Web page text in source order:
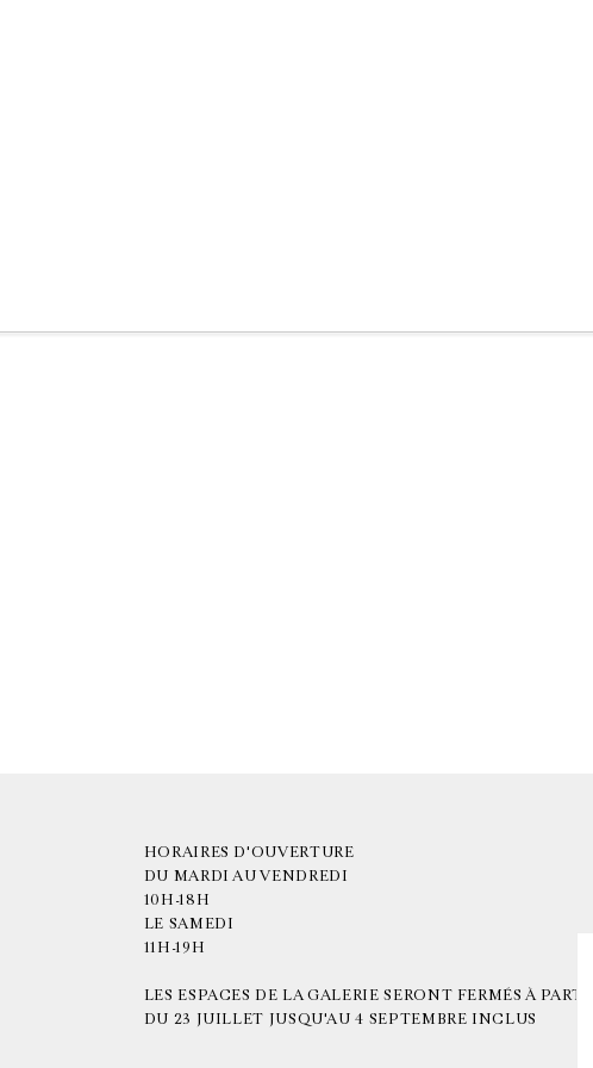
HORAIRES D'OUVERTURE
DU MARDI AU VENDREDI
10H-18H
LE SAMEDI
11H-19H
LES ESPACES DE LA GALERIE SERONT FERMÉS À PARTIR
DU 23 JUILLET JUSQU'AU 4 SEPTEMBRE INCLUS